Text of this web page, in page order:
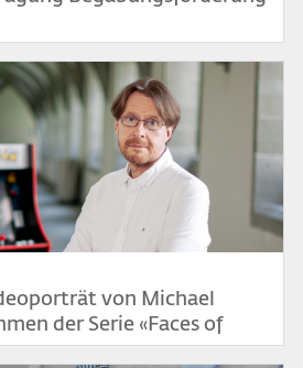
von Michael
der Serie «Faces of